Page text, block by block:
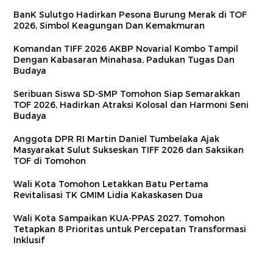
BanK Sulutgo Hadirkan Pesona Burung Merak di TOF
2026, Simbol Keagungan Dan Kemakmuran
Komandan TIFF 2026 AKBP Novarial Kombo Tampil
Dengan Kabasaran Minahasa, Padukan Tugas Dan
Budaya
Seribuan Siswa SD-SMP Tomohon Siap Semarakkan
TOF 2026, Hadirkan Atraksi Kolosal dan Harmoni Seni
Budaya
Anggota DPR RI Martin Daniel Tumbelaka Ajak
Masyarakat Sulut Sukseskan TIFF 2026 dan Saksikan
TOF di Tomohon
Wali Kota Tomohon Letakkan Batu Pertama
Revitalisasi TK GMIM Lidia Kakaskasen Dua
Wali Kota Sampaikan KUA‑PPAS 2027, Tomohon
Tetapkan 8 Prioritas untuk Percepatan Transformasi
Inklusif